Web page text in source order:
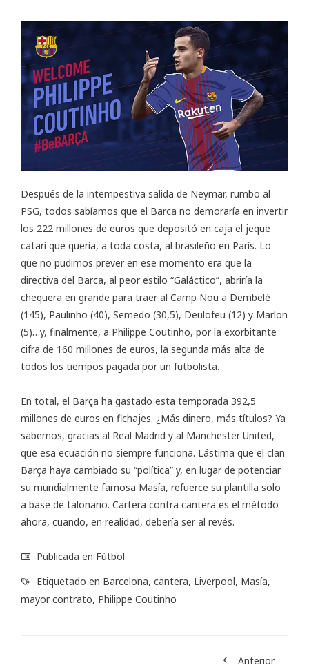
Después de la intempestiva salida de Neymar, rumbo al
PSG, todos sabíamos que el Barca no demoraría en invertir
los 222 millones de euros que depositó en caja el jeque
catarí que quería, a toda costa, al brasileño en París. Lo
que no pudimos prever en ese momento era que la
directiva del Barca, al peor estilo “Galáctico”, abriría la
chequera en grande para traer al Camp Nou a Dembelé
(145), Paulinho (40), Semedo (30,5), Deulofeu (12) y Marlon
(5)…y, finalmente, a Philippe Coutinho, por la exorbitante
cifra de 160 millones de euros, la segunda más alta de
todos los tiempos pagada por un futbolista.
En total, el Barça ha gastado esta temporada 392,5
millones de euros en fichajes. ¿Más dinero, más títulos? Ya
sabemos, gracias al Real Madrid y al Manchester United,
que esa ecuación no siempre funciona. Lástima que el clan
Barça haya cambiado su “política” y, en lugar de potenciar
su mundialmente famosa Masía, refuerce su plantilla solo
a base de talonario. Cartera contra cantera es el método
ahora, cuando, en realidad, debería ser al revés.
Publicada en Fútbol
Etiquetado en Barcelona, cantera, Liverpool, Masía,
mayor contrato, Philippe Coutinho
Anterior